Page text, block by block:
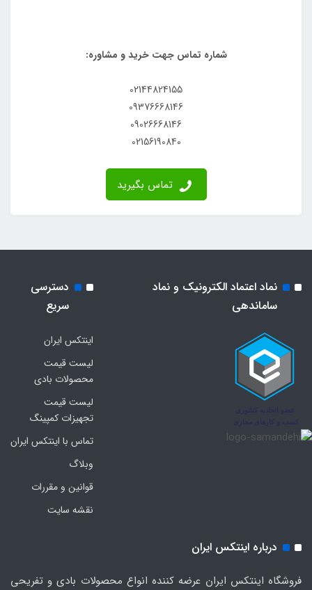
شماره تماس جهت خرید و مشاوره:
02144824155
09376668146
09026668146
02156190840
تماس بگیرید
نماد اعتماد الکترونیک و نماد
ساماندهی
دسترسی
سریع
اینتکس ایران
لیست قیمت
محصولات بادی
لیست قیمت
تجهیزات کمپینگ
تماس با اینتکس ایران
وبلاگ
قوانین و مقررات
نقشه سایت
درباره اینتکس ایران
فروشگاه اینتکس ایران عرضه کننده انواع محصولات بادی و تفریحی